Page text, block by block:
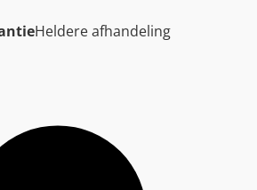
Heldere afhandeling